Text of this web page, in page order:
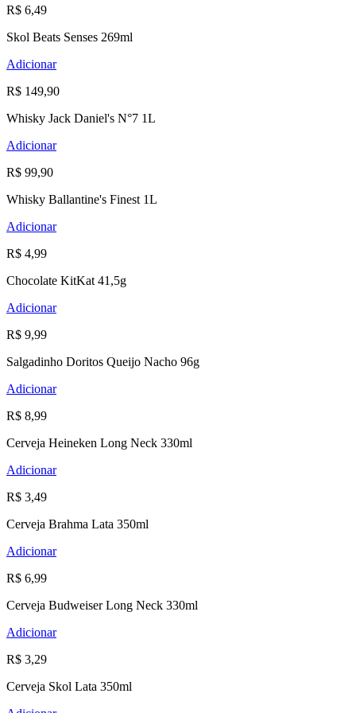
R$ 6,49
Skol Beats Senses 269ml
Adicionar
R$ 149,90
Whisky Jack Daniel's N°7 1L
Adicionar
R$ 99,90
Whisky Ballantine's Finest 1L
Adicionar
R$ 4,99
Chocolate KitKat 41,5g
Adicionar
R$ 9,99
Salgadinho Doritos Queijo Nacho 96g
Adicionar
R$ 8,99
Cerveja Heineken Long Neck 330ml
Adicionar
R$ 3,49
Cerveja Brahma Lata 350ml
Adicionar
R$ 6,99
Cerveja Budweiser Long Neck 330ml
Adicionar
R$ 3,29
Cerveja Skol Lata 350ml